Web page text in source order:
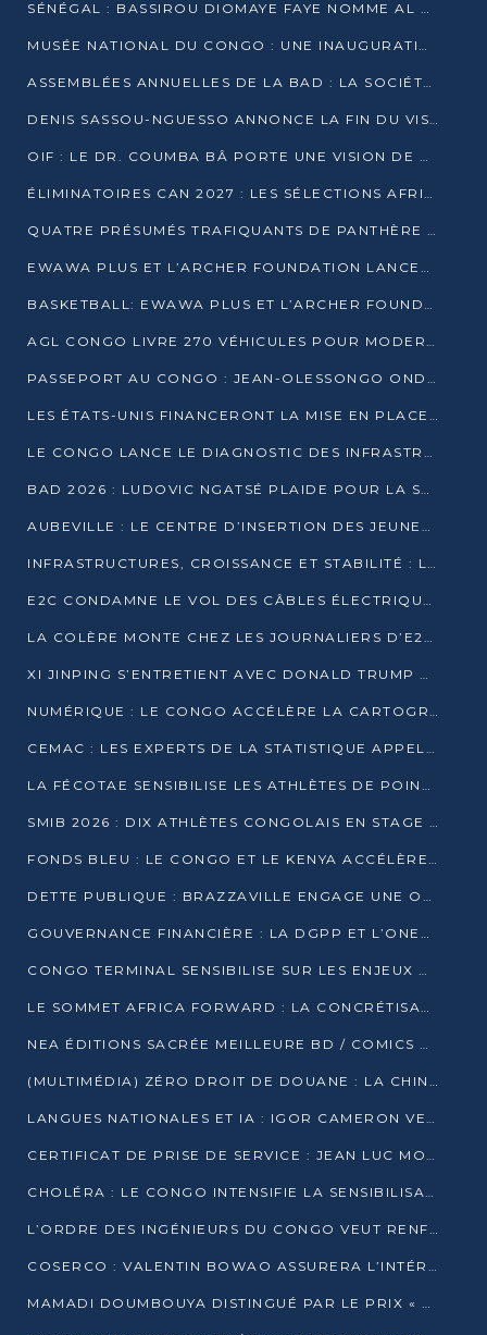
SÉNÉGAL : BASSIROU DIOMAYE FAYE NOMME AL AMINOU LÔ PREMIER MINISTRE
MUSÉE NATIONAL DU CONGO : UNE INAUGURATION PORTEUSE D’ESPOIR POUR LA CULTURE
ASSEMBLÉES ANNUELLES DE LA BAD : LA SOCIÉTÉ CIVILE CONGOLAISE À LA RECHERCHE DE PARTENAIRES POUR SES PROJETS
DENIS SASSOU-NGUESSO ANNONCE LA FIN DU VISA POUR LES AFRICAINS EN 2027
OIF : LE DR. COUMBA BÂ PORTE UNE VISION DE DIALOGUE, DE STABILITÉ ET DE RÉFORME À LA TÊTE
ÉLIMINATOIRES CAN 2027 : LES SÉLECTIONS AFRICAINES CONNAISSENT LEURS ADVERSAIRES
QUATRE PRÉSUMÉS TRAFIQUANTS DE PANTHÈRE ARRÊTÉS À EWO
EWAWA PLUS ET L’ARCHER FOUNDATION LANCENT UN CAMP DE BASKET POUR LES JEUNES À BRAZZAVILLE
BASKETBALL: EWAWA PLUS ET L’ARCHER FOUNDATION LANCENT UN CAMP POUR LES JEUNES
AGL CONGO LIVRE 270 VÉHICULES POUR MODERNISER LE TRANSPORT URBAIN
PASSEPORT AU CONGO : JEAN-OLESSONGO ONDAYE VEUT METTRE FIN AUX LENTEURS ADMINISTRATIVES
LES ÉTATS-UNIS FINANCERONT LA MISE EN PLACE DE JUSQU’À 50 CLINIQUES DE LUTTE CONTRE L’EBOLA
LE CONGO LANCE LE DIAGNOSTIC DES INFRASTRUCTURES SPORTIVES DU COMPLEXE DE KINTÉLÉ
BAD 2026 : LUDOVIC NGATSÉ PLAIDE POUR LA SOUVERAINETÉ FINANCIÈRE AFRICAINE
AUBEVILLE : LE CENTRE D’INSERTION DES JEUNES PRÊT À OUVRIR SES PORTES
INFRASTRUCTURES, CROISSANCE ET STABILITÉ : LA GUINÉE AFFÛTE SES AMBITIONS
E2C CONDAMNE LE VOL DES CÂBLES ÉLECTRIQUES APRÈS UNE VIDÉO VIRALE
LA COLÈRE MONTE CHEZ LES JOURNALIERS D’E2C QUI DÉNONCENT 20 ANS DE PRÉCARITÉ
XI JINPING S’ENTRETIENT AVEC DONALD TRUMP À BEIJING
NUMÉRIQUE : LE CONGO ACCÉLÈRE LA CARTOGRAPHIE DE SES INFRASTRUCTURES DIGITALES
CEMAC : LES EXPERTS DE LA STATISTIQUE APPELLENT À RENFORCER LA SÉCURISATION DES DONNÉES
LA FÉCOTAE SENSIBILISE LES ATHLÈTES DE POINTE-NOIRE À L’HYGIÈNE ALIMENTA
SMIB 2026 : DIX ATHLÈTES CONGOLAIS EN STAGE AU KENYA
FONDS BLEU : LE CONGO ET LE KENYA ACCÉLÈRENT LA MOBILISATION DES FINANCEMENTS
DETTE PUBLIQUE : BRAZZAVILLE ENGAGE UNE OPÉRATION DE RACHAT DE 575 MILLIONS DE DOLLARS
GOUVERNANCE FINANCIÈRE : LA DGPP ET L’ONEC-C VERS UN PARTENARIAT POUR ASSAINIR LES ENTREPRISES PUBLIQUES
CONGO TERMINAL SENSIBILISE SUR LES ENJEUX DE LA SANTÉ MENTALE EN
LE SOMMET AFRICA FORWARD : LA CONCRÉTISATION DE PARTENARIATS ÉQUILIBRÉS ET TOURNÉS VERS L’AVENIR ENTRE LE CONTINENT AFRICAIN ET LA FRANCE
NEA ÉDITIONS SACRÉE MEILLEURE BD / COMICS D’AFRIQUE AU KENYA
(MULTIMÉDIA) ZÉRO DROIT DE DOUANE : LA CHINE ET L’AFRIQUE VERS UNE PROXIMITÉ SANS PRÉCÉDENT (PAPIER GÉNÉRAL)
LANGUES NATIONALES ET IA : IGOR CAMERON VEUT ARRIMER LA STRATÉGIE IA À LA LOI SUR LA RECHERCHE
CERTIFICAT DE PRISE DE SERVICE : JEAN LUC MOUTHOU DÉMENT UNE « FAKE NEWS »
CHOLÉRA : LE CONGO INTENSIFIE LA SENSIBILISATION AU MARCHÉ DE TALANGAÏ
L’ORDRE DES INGÉNIEURS DU CONGO VEUT RENFORCER L’ÉTHIQUE ET LA CRÉDIBILITÉ DE LA PROFESSION
COSERCO : VALENTIN BOWAO ASSURERA L’INTÉRIM À LA TÊTE DU BUREAU EXÉCUTIF NATIONAL
MAMADI DOUMBOUYA DISTINGUÉ PAR LE PRIX « SUPER GRAND BÂTISSEUR BABACAR N’DIAYE »